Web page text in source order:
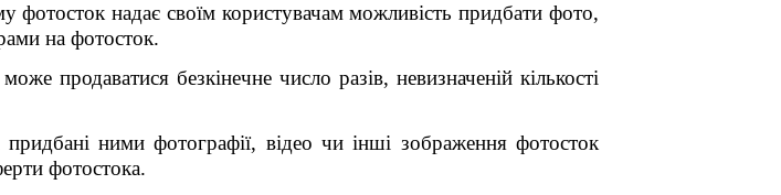
фотосток надає своїм користувачам можливість придбати фото,
на фотосток.
продаватися безкінечне число разів, невизначеній кількості
ними фотографії, відео чи інші зображення фотосток
фотостока.